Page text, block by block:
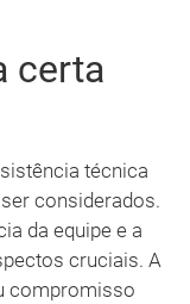
certa
técnica
considerados.
da equipe e a
cruciais. A
compromisso